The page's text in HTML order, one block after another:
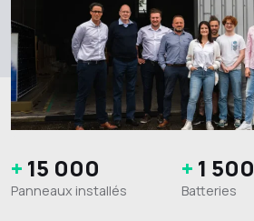
+ 15 000
Panneaux installés
+ 1 500
Batteries